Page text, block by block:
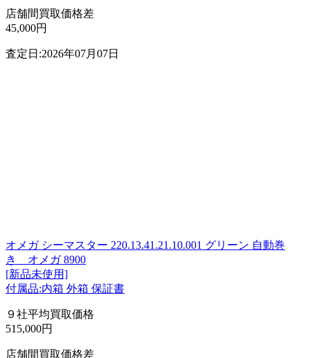
店舗間買取価格差
45,000円
査定日:2026年07月07日
オメガ シーマスター 220.13.41.21.10.001 グリーン 自動巻
き オメガ 8900
[新品未使用]
付属品:内箱 外箱 保証書
９社平均買取価格
515,000円
店舗間買取価格差